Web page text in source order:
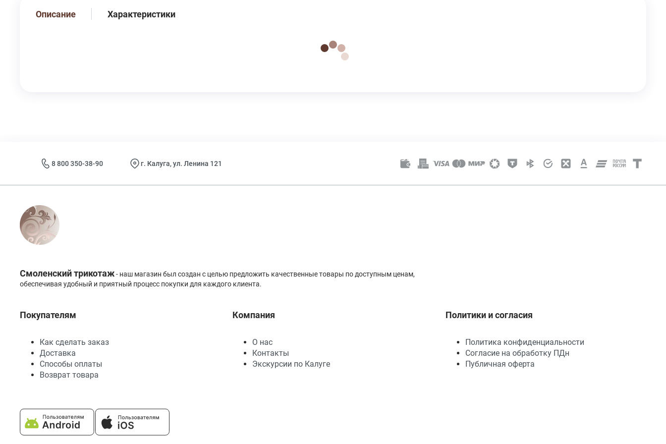
Описание Характеристики
8 800 350-38-90 г. Калуга, ул. Ленина 121
Смоленский трикотаж- наш магазин был создан с целью предложить качественные товары по доступным ценам,
обеспечивая удобный и приятный процесс покупки для каждого клиента.
Покупателям
Как сделать заказ
Доставка
Способы оплаты
Возврат товара
Компания
О нас
Контакты
Экскурсии по Калуге
Политики и согласия
Политика конфиденциальности
Согласие на обработку ПДн
Публичная оферта